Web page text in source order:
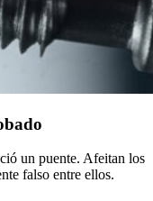
un puente. Afeitan los
falso entre ellos.